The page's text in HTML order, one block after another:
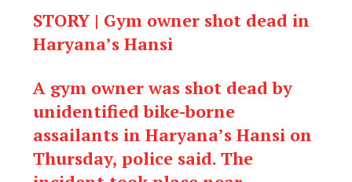
STORY | Gym owner shot dead in
Haryana’s Hansi
A gym owner was shot dead by
unidentified bike-borne
assailants in Haryana’s Hansi on
Thursday, police said. The